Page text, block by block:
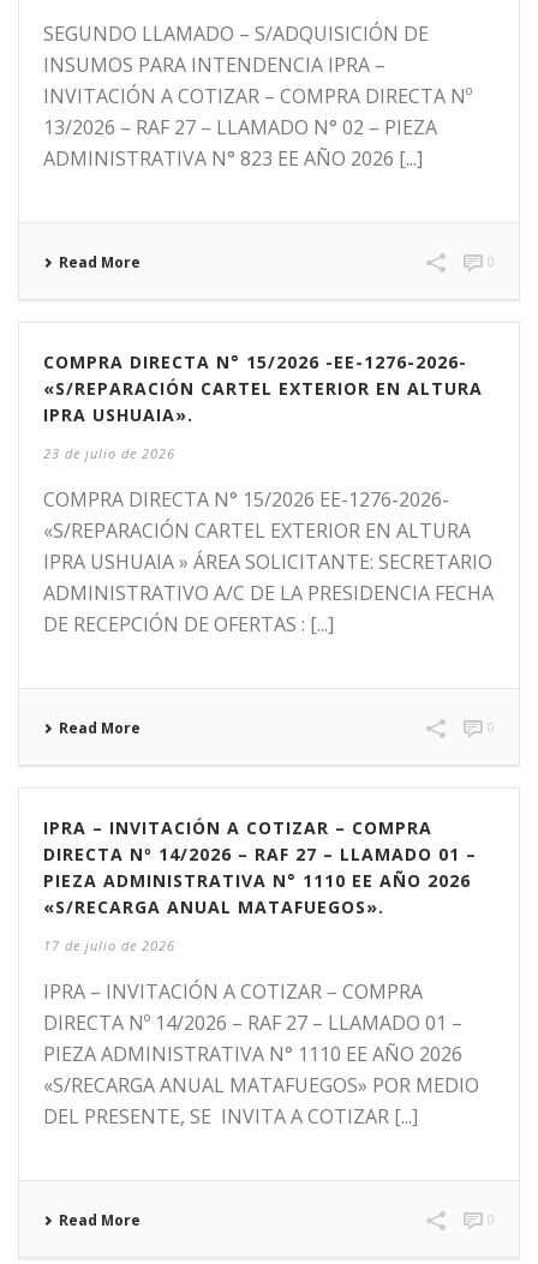
SEGUNDO LLAMADO – S/ADQUISICIÓN DE
INSUMOS PARA INTENDENCIA IPRA –
INVITACIÓN A COTIZAR – COMPRA DIRECTA Nº
13/2026 – RAF 27 – LLAMADO N° 02 – PIEZA
ADMINISTRATIVA N° 823 EE AÑO 2026 [...]
Read More 0
COMPRA DIRECTA N° 15/2026 -EE-1276-2026-
«S/REPARACIÓN CARTEL EXTERIOR EN ALTURA
IPRA USHUAIA».
23 de julio de 2026
COMPRA DIRECTA N° 15/2026 EE-1276-2026-
«S/REPARACIÓN CARTEL EXTERIOR EN ALTURA
IPRA USHUAIA » ÁREA SOLICITANTE: SECRETARIO
ADMINISTRATIVO A/C DE LA PRESIDENCIA FECHA
DE RECEPCIÓN DE OFERTAS : [...]
Read More 0
IPRA – INVITACIÓN A COTIZAR – COMPRA
DIRECTA Nº 14/2026 – RAF 27 – LLAMADO 01 –
PIEZA ADMINISTRATIVA N° 1110 EE AÑO 2026
«S/RECARGA ANUAL MATAFUEGOS».
17 de julio de 2026
IPRA – INVITACIÓN A COTIZAR – COMPRA
DIRECTA Nº 14/2026 – RAF 27 – LLAMADO 01 –
PIEZA ADMINISTRATIVA N° 1110 EE AÑO 2026
«S/RECARGA ANUAL MATAFUEGOS» POR MEDIO
DEL PRESENTE, SE INVITA A COTIZAR [...]
Read More 0